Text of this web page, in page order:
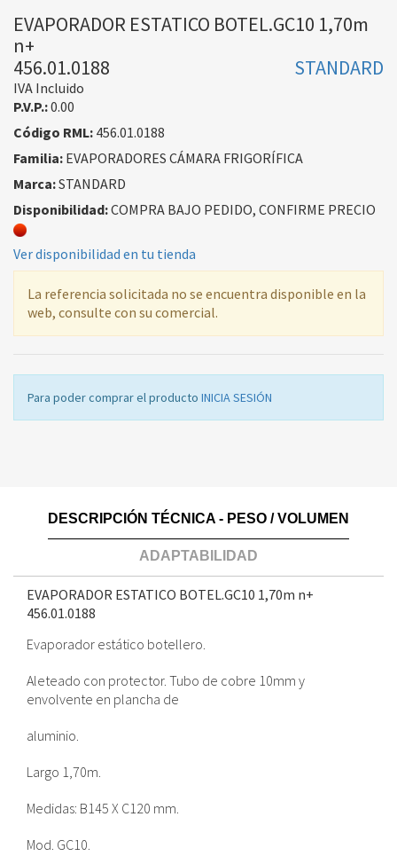
EVAPORADOR ESTATICO BOTEL.GC10 1,70m
n+
456.01.0188
STANDARD
IVA Incluido
P.V.P.:0.00
Código RML: 456.01.0188
Familia: EVAPORADORES CÁMARA FRIGORÍFICA
Marca:STANDARD
Disponibilidad:COMPRA BAJO PEDIDO, CONFIRME PRECIO
Ver disponibilidad en tu tienda
La referencia solicitada no se encuentra disponible en la
web, consulte con su comercial.
Para poder comprar el producto INICIA SESIÓN
DESCRIPCIÓN TÉCNICA - PESO / VOLUMEN
ADAPTABILIDAD
EVAPORADOR ESTATICO BOTEL.GC10 1,70m n+
456.01.0188
Evaporador estático botellero.
Aleteado con protector. Tubo de cobre 10mm y
envolvente en plancha de
aluminio.
Largo 1,70m.
Medidas: B145 X C120 mm.
Mod. GC10.